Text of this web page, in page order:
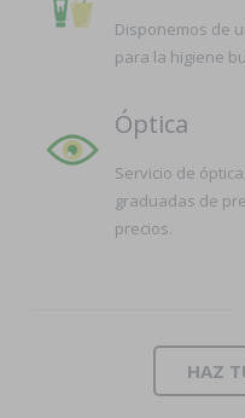
Disponemos de
para la higiene
Óptica
Servicio de
graduadas de
precios.
HAZ